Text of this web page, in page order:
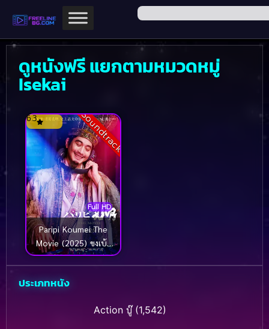
ดูหนังฟรี แยกตามหมวดหมู่
Isekai
Soundtrack
Full HD
6.3
Paripi Koumei The
Movie (2025) ขงเบ้ง
เจาะเวลามาปั้นดาว
ประเภทหนัง
Action บู๊(1,542)